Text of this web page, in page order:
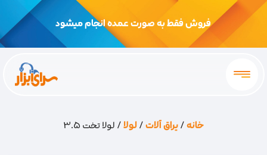
فروش فقط به صورت عمده انجام میشود
خانه/یراق آلات/لولا/ لولا تخت 3.5